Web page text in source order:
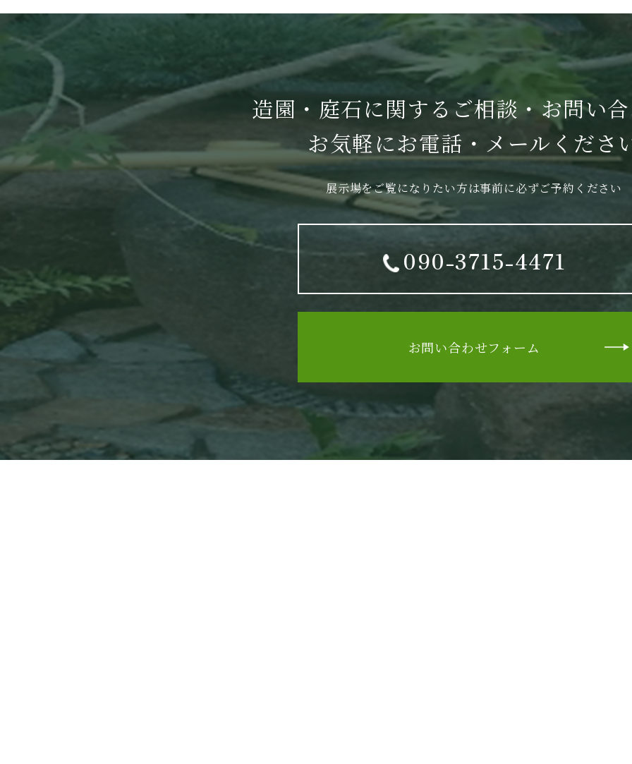
造園・庭石に関する ご相談・お問い
お気軽にお電話・メールくださ
展示場をご覧になりたい方は事前に必ずご予約ください
090-3715-4471
お問い合わせフォーム